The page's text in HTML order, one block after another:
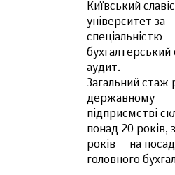
Київський
університет за
спеціальністю
бухгалтерський
аудит.
Загальний стаж
державному
підприємстві
понад 20 років,
років – на
головного